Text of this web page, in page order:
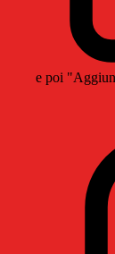
e poi